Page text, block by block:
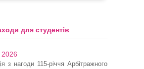
для студентів
з нагоди 115-річчя Арбітражного